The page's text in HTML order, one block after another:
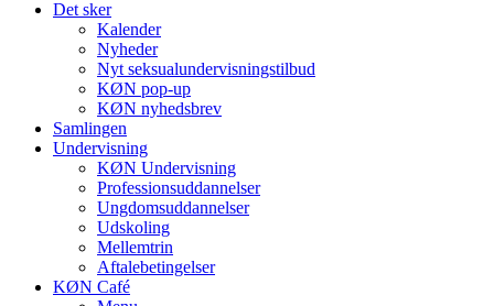
Det sker
Kalender
Nyheder
Nyt seksualundervisningstilbud
KØN pop-up
KØN nyhedsbrev
Samlingen
Undervisning
KØN Undervisning
Professionsuddannelser
Ungdomsuddannelser
Udskoling
Mellemtrin
Aftalebetingelser
KØN Café